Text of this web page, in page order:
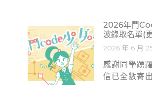
2026年鬥
波錄取名單(
2026 年 6 月
感謝同學踴
信已全數寄出